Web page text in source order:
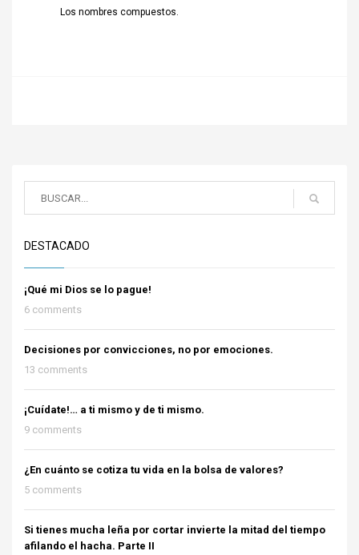
Los nombres compuestos.
DESTACADO
¡Qué mi Dios se lo pague!
6 comments
Decisiones por convicciones, no por emociones.
13 comments
¡Cuídate!… a ti mismo y de ti mismo.
9 comments
¿En cuánto se cotiza tu vida en la bolsa de valores?
5 comments
Si tienes mucha leña por cortar invierte la mitad del tiempo
afilando el hacha. Parte II